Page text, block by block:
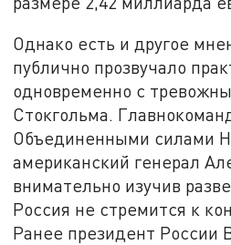
Однако есть и другое
публично прозвучало
одновременно с
Стокгольма.
Объединенными силами
американский генерал
внимательно изучив
Россия не стремится к
Ранее президент России